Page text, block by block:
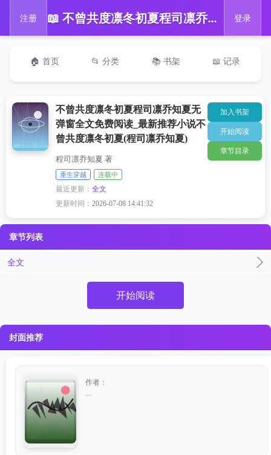
注册 📖 不曾共度凛冬初夏程司凛乔知夏无弹窗全文免费阅读_最新推荐小说不曾共度凛冬初夏(程司凛乔知夏) 登录
🏠 首页 📂 分类 📚 书架 📖 记录
不曾共度凛冬初夏程司凛乔知夏无
弹窗全文免费阅读_最新推荐小说不
曾共度凛冬初夏(程司凛乔知夏)
程司凛乔知夏 著
重生穿越 连载中
最近更新：全文
更新时间：2026-07-08 14:41:32
加入书架
开始阅读
章节目录
章节列表
全文
开始阅读
封面推荐
作者：